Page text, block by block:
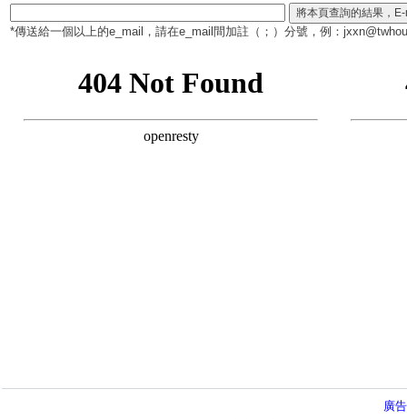
*傳送給一個以上的e_mail，請在e_mail間加註（ ； ）分號，例：
廣